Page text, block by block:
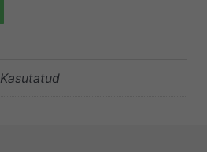
Kasutatud